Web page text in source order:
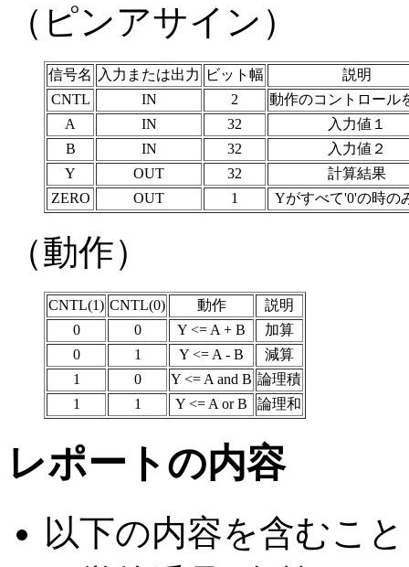
（ピンアサイン）
信号名 入力または出力 ビット幅
説明
CNTL
IN 2
動作のコントロール
A
IN 32
入力値１
B
IN 32
入力値２
Y
OUT 32
計算結果
ZERO
OUT 1 Yがすべて'0'の時の
（動作）
CNTL(1) CNTL(0) 動作
説明
0
0 Y <= A + B
加算
0
1 Y <= A - B
減算
1
0 Y <= A and B 論理積
1
1 Y <= A or B 論理和
レポートの内容
以下の内容を含むこと